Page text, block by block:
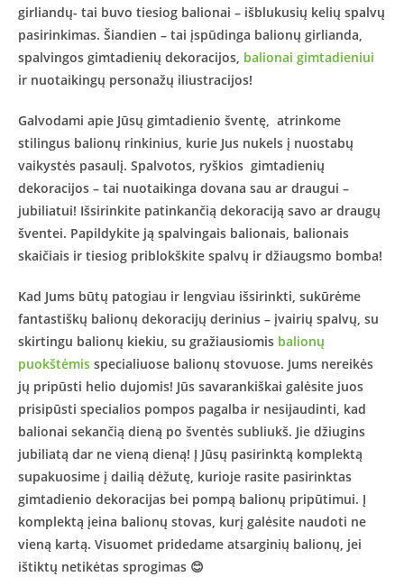
girliandų- tai buvo tiesiog balionai – išblukusių kelių spalvų
pasirinkimas. Šiandien – tai įspūdinga balionų girlianda,
spalvingos gimtadienių dekoracijos, balionai gimtadieniui
ir nuotaikingų personažų iliustracijos!
Galvodami apie Jūsų gimtadienio šventę, atrinkome
stilingus balionų rinkinius, kurie Jus nukels į nuostabų
vaikystės pasaulį. Spalvotos, ryškios gimtadienių
dekoracijos – tai nuotaikinga dovana sau ar draugui –
jubiliatui! Išsirinkite patinkančią dekoraciją savo ar draugų
šventei. Papildykite ją spalvingais balionais, balionais
skaičiais ir tiesiog priblokškite spalvų ir džiaugsmo bomba!
Kad Jums būtų patogiau ir lengviau išsirinkti, sukūrėme
fantastiškų balionų dekoracijų derinius – įvairių spalvų, su
skirtingu balionų kiekiu, su gražiausiomis balionų
puokštėmis specialiuose balionų stovuose. Jums nereikės
jų pripūsti helio dujomis! Jūs savarankiškai galėsite juos
prisipūsti specialios pompos pagalba ir nesijaudinti, kad
balionai sekančią dieną po šventės subliukš. Jie džiugins
jubiliatą dar ne vieną dieną! Į Jūsų pasirinktą komplektą
supakuosime į dailią dėžutę, kurioje rasite pasirinktas
gimtadienio dekoracijas bei pompą balionų pripūtimui. Į
komplektą įeina balionų stovas, kurį galėsite naudoti ne
vieną kartą. Visuomet pridedame atsarginių balionų, jei
ištiktų netikėtas sprogimas 😊